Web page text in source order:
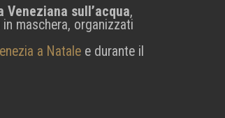
Veneziana sull’acqua,
maschera, organizzati
a Natale e durante il